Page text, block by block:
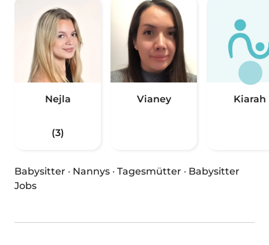
Nejla
(3)
Vianey Kiarah
Babysitter · Nannys · Tagesmütter · Babysitter
Jobs